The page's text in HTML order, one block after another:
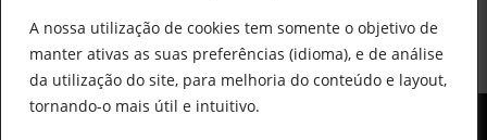
A nossa utilização de cookies tem somente o objetivo de
manter ativas as suas preferências (idioma), e de análise
da utilização do site, para melhoria do conteúdo e layout,
tornando-o mais útil e intuitivo.